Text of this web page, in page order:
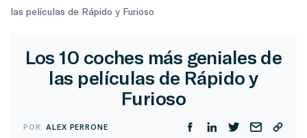
las películas de Rápido y Furioso
Los 10 coches más geniales de
las películas de Rápido y
Furioso
POR:ALEX PERRONE